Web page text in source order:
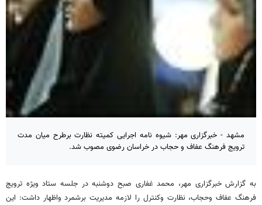
مشهد - خبرگزاری مهر: شیوه نامه اجرایی کمیته نظارت برطرح میان مدت
ترویج فرهنگ عفاف و حجاب در خراسان رضوی مصوب شد.
به گزارش خبرگزاری مهر، محمد غفاری صبح دوشنبه در جلسه ستاد ویژه ترویج
فرهنگ عفاف وحجاب، نظارت وکنترل را لازمه مدیریت برشمرد واظهار داشت: این